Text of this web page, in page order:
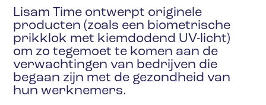
Lisam Time ontwerpt originele
producten (zoals een biometrische
prikklok met kiemdodend UV-licht)
om zo tegemoet te komen aan de
verwachtingen van bedrijven die
begaan zijn met de gezondheid van
hun werknemers.